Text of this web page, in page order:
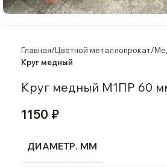
Главная Цветной металлопрокат
Круг медный
Круг медный М1ПР 60
1150 ₽
ДИАМЕТР. ММ